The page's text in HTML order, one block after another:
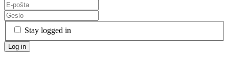
Stay logged in